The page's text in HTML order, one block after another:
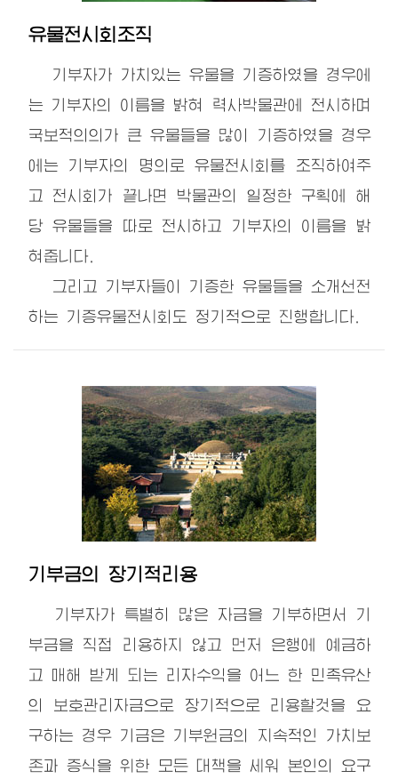
유물전시회조직
기부자가 가치있는 유물을 기증하였을 경우에
는 기부자의 이름을 밝혀 력사박물관에 전시하며
국보적의의가 큰 유물들을 많이 기증하였을 경우
에는 기부자의 명의로 유물전시회를 조직하여주
고 전시회가 끝나면 박물관의 일정한 구획에 해
당 유물들을 따로 전시하고 기부자의 이름을 밝
혀줍니다.
그리고 기부자들이 기증한 유물들을 소개선전
하는 기증유물전시회도 정기적으로 진행합니다.
기부금의 장기적리용
기부자가 특별히 많은 자금을 기부하면서 기
부금을 직접 리용하지 않고 먼저 은행에 예금하
고 매해 받게 되는 리자수익을 어느 한 민족유산
의 보호관리자금으로 장기적으로 리용할것을 요
구하는 경우 기금은 기부원금의 지속적인 가치보
존과 증식을 위한 모든 대책을 세워 본인의 요구